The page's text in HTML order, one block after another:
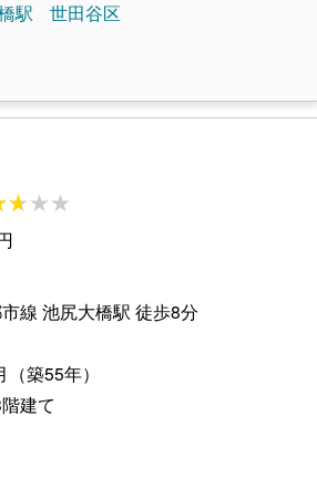
駅 世田谷区
線 池尻大橋駅 徒歩8分
築55年）
建て